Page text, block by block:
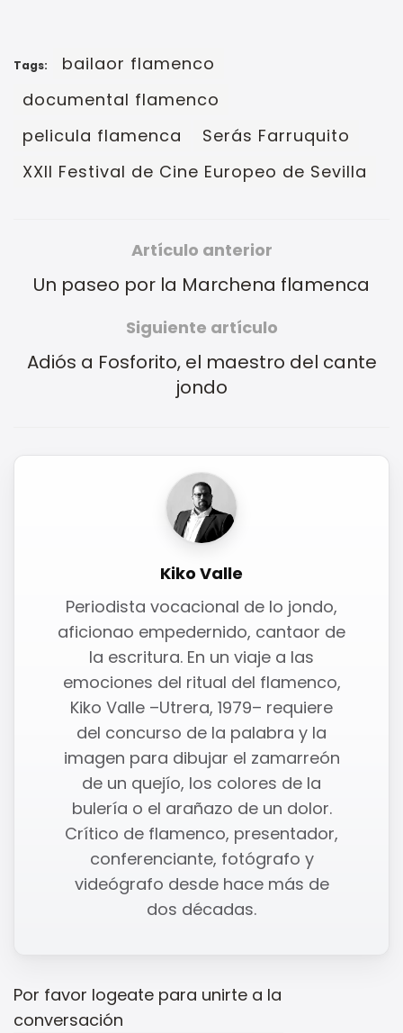
Tags:
bailaor flamenco
documental flamenco
pelicula flamenca
Serás Farruquito
XXII Festival de Cine Europeo de Sevilla
Artículo anterior
Un paseo por la Marchena flamenca
Siguiente artículo
Adiós a Fosforito, el maestro del cante
jondo
Kiko Valle
Periodista vocacional de lo jondo,
aficionao empedernido, cantaor de
la escritura. En un viaje a las
emociones del ritual del flamenco,
Kiko Valle –Utrera, 1979– requiere
del concurso de la palabra y la
imagen para dibujar el zamarreón
de un quejío, los colores de la
bulería o el arañazo de un dolor.
Crítico de flamenco, presentador,
conferenciante, fotógrafo y
videógrafo desde hace más de
dos décadas.
Por favor logeate para unirte a la
conversación